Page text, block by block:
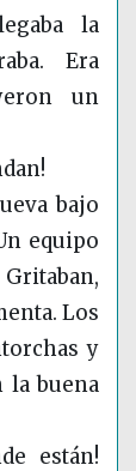
la
Era
un
bajo
equipo
Los
y
la buena
están!